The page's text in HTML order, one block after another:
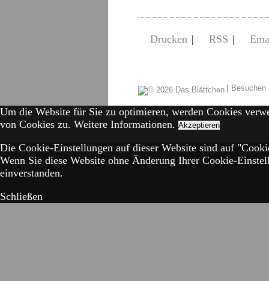
Drucken | RSS |
|
Um die Website für Sie zu optimieren, werden Cookies
von Cookies zu. Weitere Informationen. Akzeptieren
Die Cookie-Einstellungen auf dieser Website sind auf
Wenn Sie diese Website ohne Änderung Ihrer Cookie-
einverstanden.
Schließen